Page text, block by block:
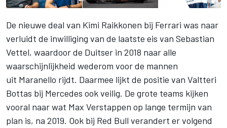
De nieuwe deal van Kimi Raikkonen bij Ferrari was naar
verluidt de inwilliging van de laatste eis van Sebastian
Vettel, waardoor de Duitser in 2018 naar alle
waarschijnlijkheid wederom voor de mannen
uit Maranello rijdt. Daarmee lijkt de positie van Valtteri
Bottas bij Mercedes ook veilig. De grote teams kijken
vooral naar wat Max Verstappen op lange termijn van
plan is, na 2019. Ook bij Red Bull verandert er volgend